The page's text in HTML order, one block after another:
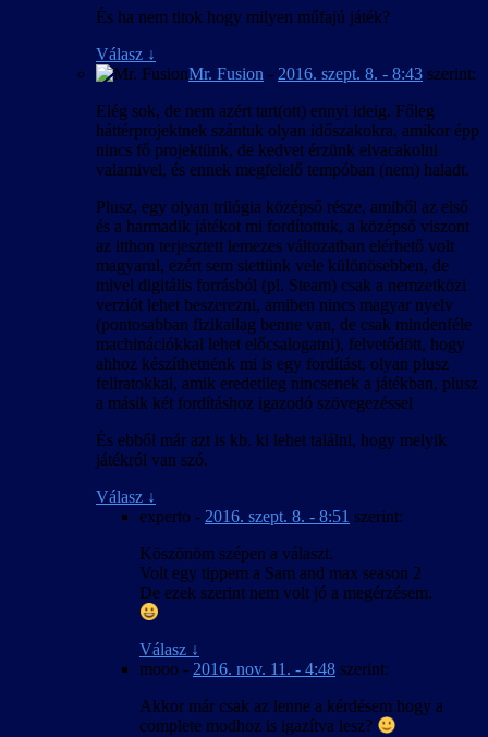
És ha nem titok hogy milyen műfajú játék?
Válasz ↓
Mr. Fusion - 2016. szept. 8. - 8:43 szerint:
Elég sok, de nem azért tart(ott) ennyi ideig. Főleg
háttérprojektnek szántuk olyan időszakokra, amikor épp
nincs fő projektünk, de kedvet érzünk elvacakolni
valamivel, és ennek megfelelő tempóban (nem) haladt.
Plusz, egy olyan trilógia középső része, amiből az első
és a harmadik játékot mi fordítottuk, a középső viszont
az itthon terjesztett lemezes változatban elérhető volt
magyarul, ezért sem siettünk vele különösebben, de
mivel digitális forrásból (pl. Steam) csak a nemzetközi
verziót lehet beszerezni, amiben nincs magyar nyelv
(pontosabban fizikailag benne van, de csak mindenféle
machinációkkal lehet előcsalogatni), felvetődött, hogy
ahhoz készíthetnénk mi is egy fordítást, olyan plusz
feliratokkal, amik eredetileg nincsenek a játékban, plusz
a másik két fordításhoz igazodó szövegezéssel
És ebből már azt is kb. ki lehet találni, hogy melyik
játékról van szó.
Válasz ↓
experto - 2016. szept. 8. - 8:51 szerint:
Köszönöm szépen a választ.
Volt egy tippem a Sam and max season 2
De ezek szerint nem volt jó a megérzésem.
Válasz ↓
mooo - 2016. nov. 11. - 4:48 szerint:
Akkor már csak az lenne a kérdésem hogy a
complete modhoz is igazítva lesz?